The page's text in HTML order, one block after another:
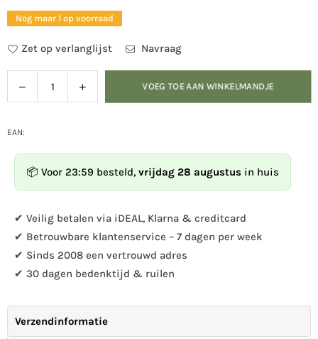
prijs
Nog maar 1 op voorraad
Zet op verlanglijst Navraag
Hoeveelheid
Verlaag
de
voederhuis
Jinto
Verhoog
de
Jinto
VOEG TOE AAN WINKELMANDJE
EAN:
📦 Voor 23:59 besteld, vrijdag 28 augustus in huis
✔ Veilig betalen via iDEAL, Klarna & creditcard
✔ Betrouwbare klantenservice – 7 dagen per week
✔ Sinds 2008 een vertrouwd adres
✔ 30 dagen bedenktijd & ruilen
Verzendinformatie